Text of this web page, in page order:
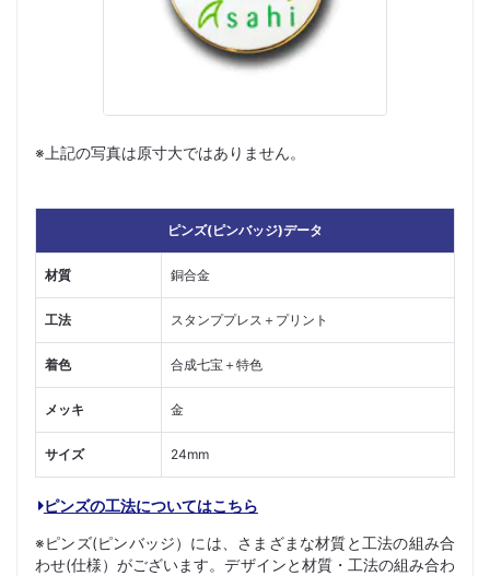
※上記の写真は原寸大ではありません。
ピンズ(ピンバッジ)データ
材質 銅合金
工法 スタンププレス＋プリント
着色 合成七宝＋特色
メッキ 金
サイズ 24mm
ピンズの工法についてはこちら
※ピンズ(ピンバッジ）には、さまざまな材質と工法の組み合
わせ(仕様）がございます。デザインと材質・工法の組み合わ